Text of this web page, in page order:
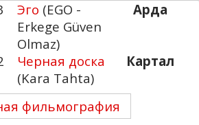
Эго (EGO -
Erkege Güven
Olmaz)
Арда
Черная доска
(Kara Tahta)
Картал
фильмография